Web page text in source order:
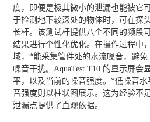
度，即便是极其微小的泄漏也能被它
于检测地下较深处的物体时，可在探
长杆。该测试杆提供八个不同的频段
结果进行个性化优化。在操作过程中
域，*能采集管件处的水流噪音，避
噪音干扰。AquaTest T10 的显示屏会
平，以及当前的噪音强度。*低噪音
音强度则以柱状图展示。这为经验不
泄漏点提供了直观依据。